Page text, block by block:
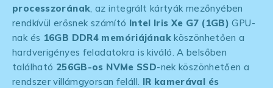
processzorának , az integrált kártyák mezőnyében
rendkívül erősnek számító Intel Iris Xe G7 (1GB) GPU-
nak és 16GB DDR4 memóriájánakköszönhetően a
hardverigényes feladatokra is kiváló. A belsőben
található 256GB-os NVMe SSD-nek köszönhetően a
rendszer villámgyorsan feláll. IR kamerával és